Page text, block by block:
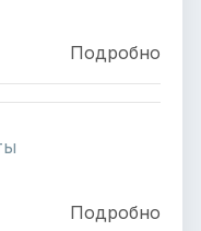
Подробно
Подробно